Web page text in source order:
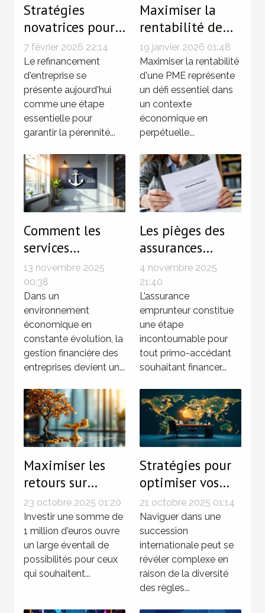
Stratégies
novatrices pour
un
refinancement
d'entreprise
efficace
7 février 2026 22:14
Le refinancement
d'entreprise se
présente aujourd'hui
comme une étape
essentielle pour
garantir la pérennité...
Maximiser la
rentabilité de
votre PME avec
des stratégies
innovantes
19 janvier 2026 01:48
Maximiser la rentabilité
d'une PME représente
un défi essentiel dans
un contexte
économique en
perpétuelle...
Comment les
services
fiduciaires
renforcent-ils la
santé financière
des entreprises ?
13 novembre 2025
00:38
Dans un
environnement
économique en
constante évolution, la
gestion financière des
entreprises devient un...
Les pièges des
assurances
emprunteur pour
les primo-
accédants
4 novembre 2025
21:40
L’assurance
emprunteur constitue
une étape
incontournable pour
tout primo-accédant
souhaitant financer...
Maximiser les
retours sur
investissement
pour un capital
de 1 million
d'euros
23 octobre 2025 01:20
Investir une somme de
1 million d'euros ouvre
un large éventail de
possibilités pour ceux
qui souhaitent...
Stratégies pour
optimiser vos
droits dans une
succession
internationale
21 octobre 2025 01:14
Naviguer dans une
succession
internationale peut se
révéler complexe en
raison de la diversité
des règles...